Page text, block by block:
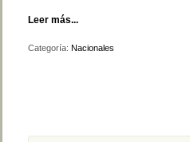
Leer más...
Categoría: Nacionales